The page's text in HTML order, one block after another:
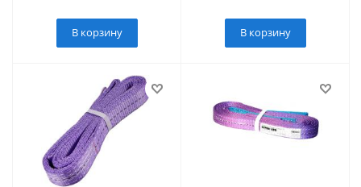
В корзину В корзину